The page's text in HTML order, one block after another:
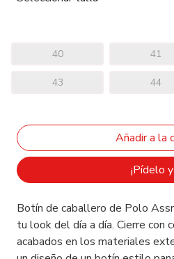
40 41
43 44
¡Pídelo
Botín de caballero de Polo
tu look del día a día. Cierre con
acabados en los materiales